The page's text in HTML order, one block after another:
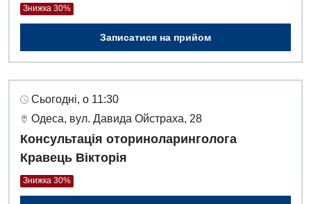
Знижка 30%
Записатися на прийом
Сьогодні, о 11:30
Одеса, вул. Давида Ойстраха, 28
Консультація оториноларинголога
Кравець Вікторія
Знижка 30%